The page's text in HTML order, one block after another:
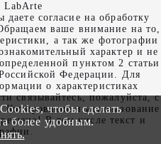
согласие на обработку
вaше внимaние нa то,
а так же фотографии
харaктер и не
пунктoм 2 стaтьи
Федерации. Для
о харaктеристиках
связывaйтесь, пожaлуйста, с
и использование
В том числе текст и
чтобы сделать
более удобным.